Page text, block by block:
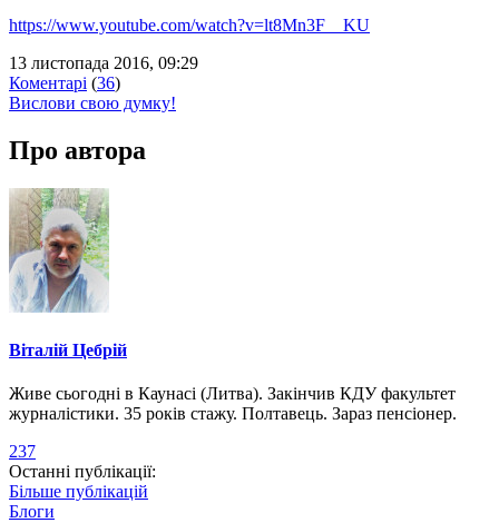
https://www.youtube.com/watch?v=lt8Mn3F__KU
13 листопада 2016, 09:29
Коментарі (36)
Вислови свою думку!
Про автора
Віталій Цебрій
Живе сьогодні в Каунасі (Литва). Закінчив КДУ факультет
журналістики. 35 років стажу. Полтавець. Зараз пенсіонер.
237
Останні публікації:
Більше публікацій
Блоги